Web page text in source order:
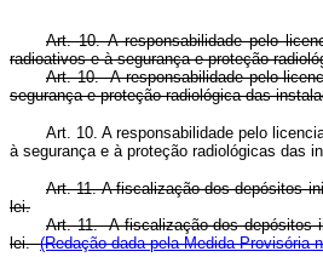
Art. 10. A responsabilidade pelo
radioativos e à segurança e proteção
Art. 10. A responsabilidade pelo
segurança e proteção radiológica das
Art. 10. A responsabilidade pelo
à segurança e à proteção radiológicas
Art. 11. A fiscalização dos depósitos
lei.
Art. 11. A fiscalização dos depósitos
lei.(Redação dada pela Medida Provisória